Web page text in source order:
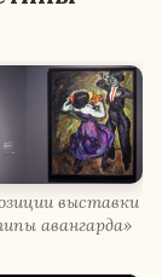
вы­став­ки
аван­гар­да»